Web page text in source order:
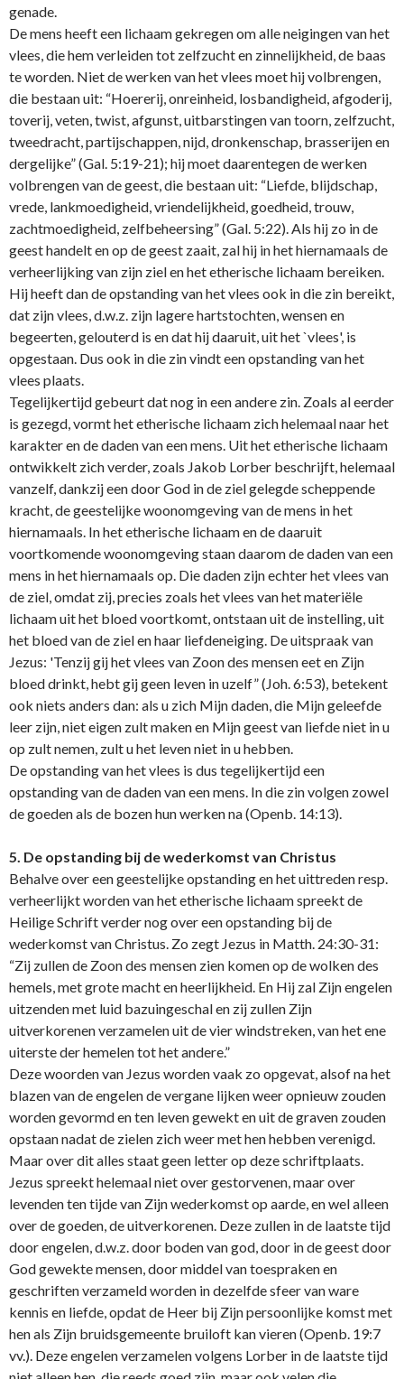
genade.
De mens heeft een lichaam gekregen om alle neigingen van het
vlees, die hem verleiden tot zelfzucht en zinnelijkheid, de baas
te worden. Niet de werken van het vlees moet hij volbrengen,
die bestaan uit: “Hoererij, o­nreinheid, losbandigheid, afgoderij,
toverij, veten, twist, afgunst, uitbarstingen van toorn, zelfzucht,
tweedracht, partijschappen, nijd, dronkenschap, brasserijen en
dergelijke” (Gal. 5:19-21); hij moet daarentegen de werken
volbrengen van de geest, die bestaan uit: “Liefde, blijdschap,
vrede, lankmoedigheid, vriendelijkheid, goedheid, trouw,
zachtmoedigheid, zelfbeheersing” (Gal. 5:22). Als hij zo in de
geest handelt en op de geest zaait, zal hij in het hiernamaals de
verheerlijking van zijn ziel en het etherische lichaam bereiken.
Hij heeft dan de opstanding van het vlees ook in die zin bereikt,
dat zijn vlees, d.w.z. zijn lagere hartstochten, wensen en
begeerten, gelouterd is en dat hij daaruit, uit het `vlees', is
opgestaan. Dus ook in die zin vindt een opstanding van het
vlees plaats.
Tegelijkertijd gebeurt dat nog in een andere zin. Zoals al eerder
is gezegd, vormt het etherische lichaam zich helemaal naar het
karakter en de daden van een mens. Uit het etherische lichaam
o­ntwikkelt zich verder, zoals Jakob Lorber beschrijft, helemaal
vanzelf, dankzij een door God in de ziel gelegde scheppende
kracht, de geestelijke woonomgeving van de mens in het
hiernamaals. In het etherische lichaam en de daaruit
voortkomende woonomgeving staan daarom de daden van een
mens in het hiernamaals op. Die daden zijn echter het vlees van
de ziel, omdat zij, precies zoals het vlees van het materiële
lichaam uit het bloed voortkomt, o­ntstaan uit de instelling, uit
het bloed van de ziel en haar liefdeneiging. De uitspraak van
Jezus: 'Tenzij gij het vlees van Zoon des mensen eet en Zijn
bloed drinkt, hebt gij geen leven in uzelf” (Joh. 6:53), betekent
ook niets anders dan: als u zich Mijn daden, die Mijn geleefde
leer zijn, niet eigen zult maken en Mijn geest van liefde niet in u
op zult nemen, zult u het leven niet in u hebben.
De opstanding van het vlees is dus tegelijkertijd een
opstanding van de daden van een mens. In die zin volgen zowel
de goeden als de bozen hun werken na (Openb. 14:13).
5. De opstanding bij de wederkomst van Christus
Behalve over een geestelijke opstanding en het uittreden resp.
verheerlijkt worden van het etherische lichaam spreekt de
Heilige Schrift verder nog over een opstanding bij de
wederkomst van Christus. Zo zegt Jezus in Matth. 24:30-31:
“Zij zullen de Zoon des mensen zien komen op de wolken des
hemels, met grote macht en heerlijkheid. En Hij zal Zijn engelen
uitzenden met luid bazuingeschal en zij zullen Zijn
uitverkorenen verzamelen uit de vier windstreken, van het ene
uiterste der hemelen tot het andere.”
Deze woorden van Jezus worden vaak zo opgevat, alsof na het
blazen van de engelen de vergane lijken weer opnieuw zouden
worden gevormd en ten leven gewekt en uit de graven zouden
opstaan nadat de zielen zich weer met hen hebben verenigd.
Maar over dit alles staat geen letter op deze schriftplaats.
Jezus spreekt helemaal niet over gestorvenen, maar over
levenden ten tijde van Zijn wederkomst op aarde, en wel alleen
over de goeden, de uitverkorenen. Deze zullen in de laatste tijd
door engelen, d.w.z. door boden van god, door in de geest door
God gewekte mensen, door middel van toespraken en
geschriften verzameld worden in dezelfde sfeer van ware
kennis en liefde, opdat de Heer bij Zijn persoonlijke komst met
hen als Zijn bruidsgemeente bruiloft kan vieren (Openb. 19:7
vv.). Deze engelen verzamelen volgens Lorber in de laatste tijd